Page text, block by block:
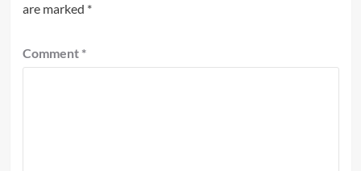
are marked *
Comment *